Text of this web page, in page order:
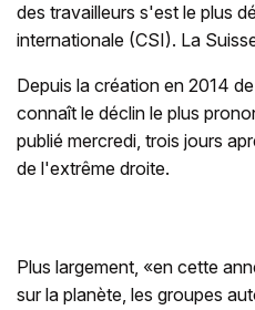
des travailleurs s'est le plus
internationale (CSI). La
Depuis la création en 2014
connaît le déclin le plus
publié mercredi, trois jours
de l'extrême droite.
Plus largement, «en cette
sur la planète, les groupes